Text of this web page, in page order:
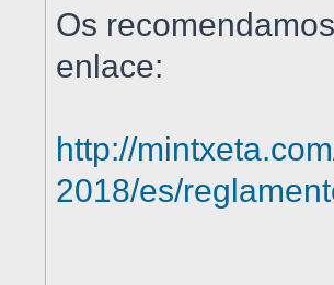
Os
enlace:
http://
2018/es/